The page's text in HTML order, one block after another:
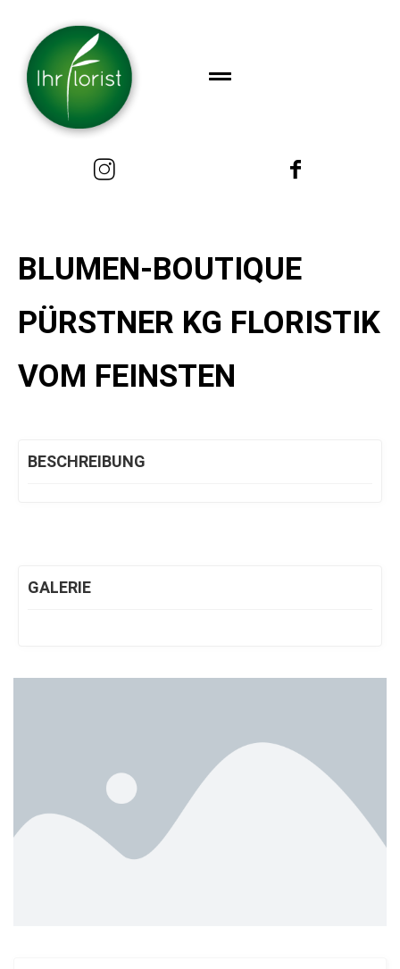
BLUMEN-BOUTIQUE
PÜRSTNER KG FLORISTIK
VOM FEINSTEN
BESCHREIBUNG
GALERIE